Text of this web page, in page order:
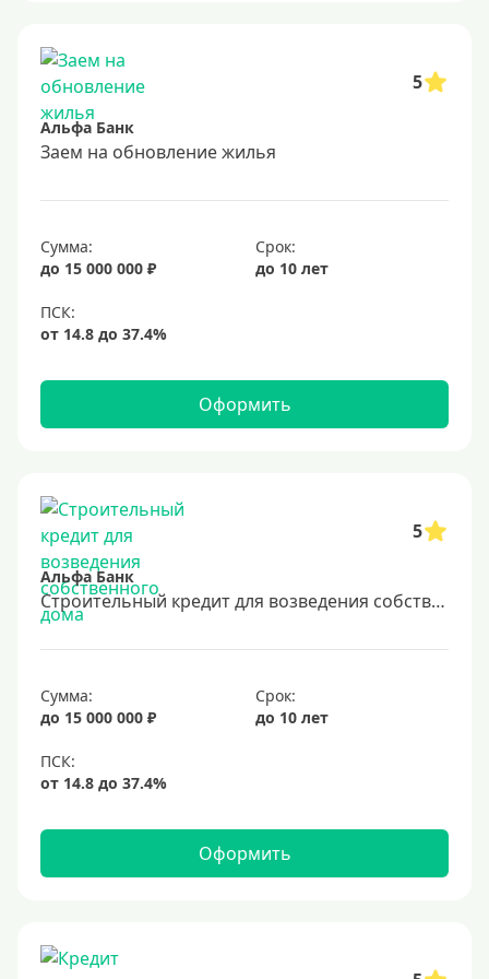
В банке под залог
Под залог недвижимости
Срок
Долгосрочные
2 года
3 года
4 года
9 лет
10 лет
15 лет
20 лет
25 лет
30 лет
Месяц
2 месяца
3 месяца
6 месяцев
Ставка
4%
5
Альфа Банк
Заем на обновление жилья
Сумма:
до 15 000 000 ₽
Срок:
до 10 лет
Оформить
5
Альфа Банк
Строительный кредит для возведения собственного дома
Сумма:
до 15 000 000 ₽
Срок:
до 10 лет
Оформить